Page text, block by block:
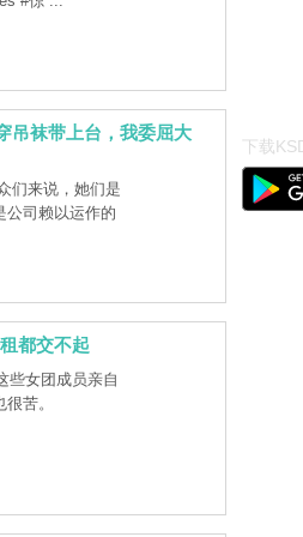
吊袜带上台，我委屈大
们来说，她们是
公司赖以运作的
都交不起
些女团成员亲自
苦。
下载